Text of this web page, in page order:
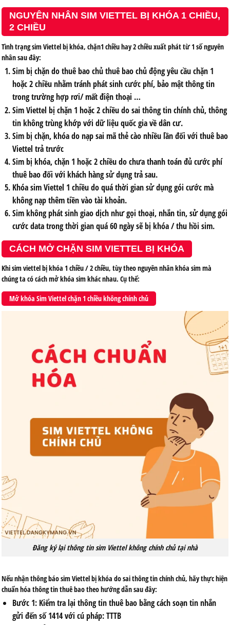
NGUYÊN NHÂN SIM VIETTEL BỊ KHÓA 1 CHIỀU,
2 CHIỀU
Tình trạng sim Viettel bị khóa, chặn1 chiều hay 2 chiều xuất phát từ 1 số nguyên
nhân sau đây:
Sim bị chặn do thuê bao chủ thuê bao chủ động yêu cầu chặn 1
hoặc 2 chiều nhằm tránh phát sinh cước phí, bảo mật thông tin
trong trường hợp rơi/ mất điện thoại …
Sim Viettel bị chặn 1 hoặc 2 chiều do sai thông tin chính chủ, thông
tin không trùng khớp với dữ liệu quốc gia về dân cư.
Sim bị chặn, khóa do nạp sai mã thẻ cào nhiều lần đối với thuê bao
Viettel trả trước
Sim bị khóa, chặn 1 hoặc 2 chiều do chưa thanh toán đủ cước phí
thuê bao đối với khách hàng sử dụng trả sau.
Khóa sim Viettel 1 chiều do quá thời gian sử dụng gói cước mà
không nạp thêm tiền vào tài khoản.
Sim không phát sinh giao dịch như gọi thoại, nhắn tin, sử dụng gói
cước data trong thời gian quá 60 ngày sẽ bị khóa / thu hồi sim.
CÁCH MỞ CHẶN SIM VIETTEL BỊ KHÓA
Khi sim viettel bị khóa 1 chiều / 2 chiều, tùy theo nguyên nhân khóa sim mà
chúng ta có cách mở khóa sim khác nhau. Cụ thể:
Mở khóa Sim Viettel chặn 1 chiều không chính chủ
Đăng ký lại thông tin sim Viettel không chính chủ tại nhà
Nếu nhận thông báo sim Viettel bị khóa do sai thông tin chính chủ, hãy thực hiện
chuẩn hóa thông tin thuê bao theo hướng dẫn sau đây:
Bước 1: Kiểm tra lại thông tin thuê bao bằng cách soạn tin nhắn
gửi đến số 1414 với cú pháp: TTTB